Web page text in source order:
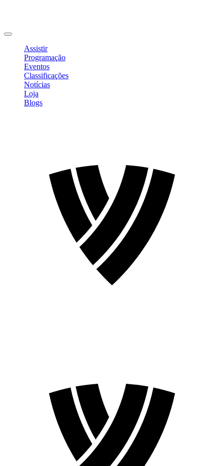
Assistir
Programação
Eventos
Classificações
Notícias
Loja
Blogs